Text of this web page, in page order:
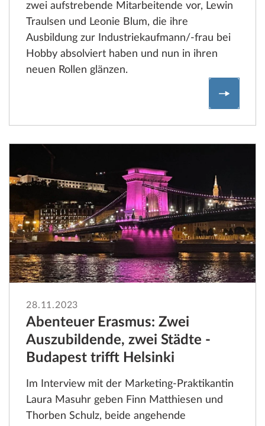
zwei aufstrebende Mitarbeitende vor, Lewin
Traulsen und Leonie Blum, die ihre
Ausbildung zur Industriekaufmann/-frau bei
Hobby absolviert haben und nun in ihren
neuen Rollen glänzen.
28.11.2023
Abenteuer Erasmus: Zwei
Auszubildende, zwei Städte -
Budapest trifft Helsinki
Im Interview mit der Marketing-Praktikantin
Laura Masuhr geben Finn Matthiesen und
Thorben Schulz, beide angehende